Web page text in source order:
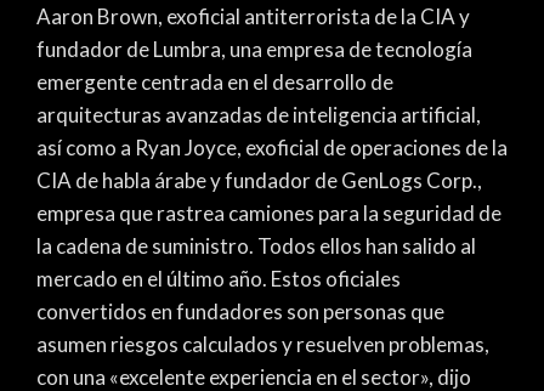
Aaron Brown, exoficial antiterrorista de la CIA y
fundador de Lumbra, una empresa de tecnología
emergente centrada en el desarrollo de
arquitecturas avanzadas de inteligencia artificial,
así como a Ryan Joyce, exoficial de operaciones de la
CIA de habla árabe y fundador de GenLogs Corp.,
empresa que rastrea camiones para la seguridad de
la cadena de suministro. Todos ellos han salido al
mercado en el último año. Estos oficiales
convertidos en fundadores son personas que
asumen riesgos calculados y resuelven problemas,
con una «excelente experiencia en el sector», dijo